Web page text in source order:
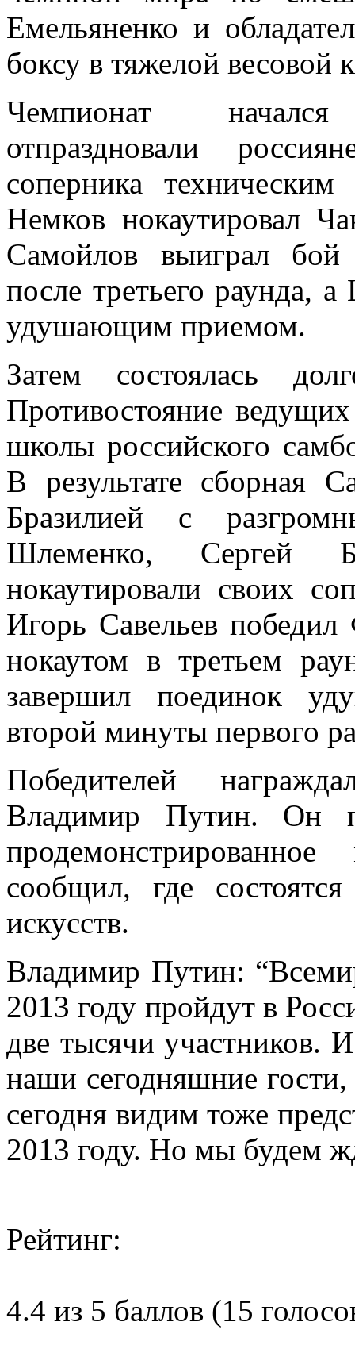
Емельяненко и
боксу в тяжелой весовой
Чемпионат начался
отпраздновали
соперника
Немков нокаутировал
Самойлов выиграл бой
после третьего раунда,
удушающим приемом.
Затем состоялась
Противостояние
школы российского
В результате сборная
Бразилией с
Шлеменко,
нокаутировали своих
Игорь Савельев
нокаутом в третьем
завершил поединок
второй минуты первого
Победителей
Владимир Путин. Он
сообщил, где
искусств.
Владимир Путин:
2013 году пройдут в
две тысячи участников.
наши сегодняшние
сегодня видим тоже
2013 году. Но мы будем
Рейтинг:
4.4 из 5 баллов (15